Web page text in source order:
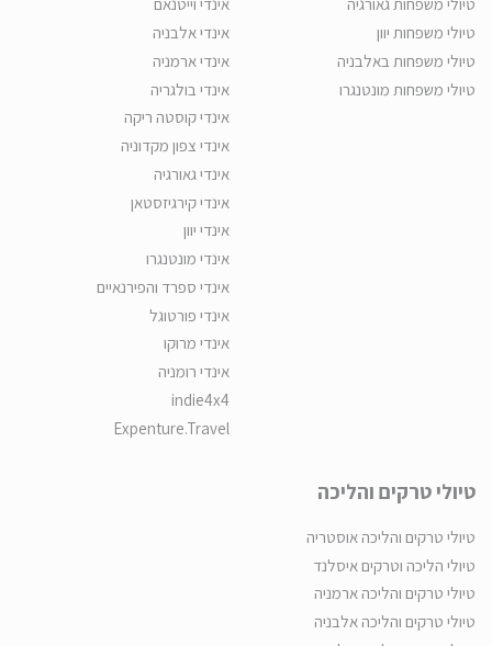
טיולי משפחות יוון
טיולי משפחות באלבניה
טיולי משפחות מונטנגרו
אינדי אלבניה
אינדי ארמניה
אינדי בולגריה
אינדי קוסטה ריקה
אינדי צפון מקדוניה
אינדי גאורגיה
אינדי קירגיזסטאן
אינדי יוון
אינדי מונטנגרו
אינדי ספרד והפירנאיים
אינדי פורטוגל
אינדי מרוקו
אינדי רומניה
indie4x4
Expenture.Travel
טיולי טרקים והליכה
טיולי טרקים והליכה אוסטריה
טיולי הליכה וטרקים איסלנד
טיולי טרקים והליכה ארמניה
טיולי טרקים והליכה אלבניה